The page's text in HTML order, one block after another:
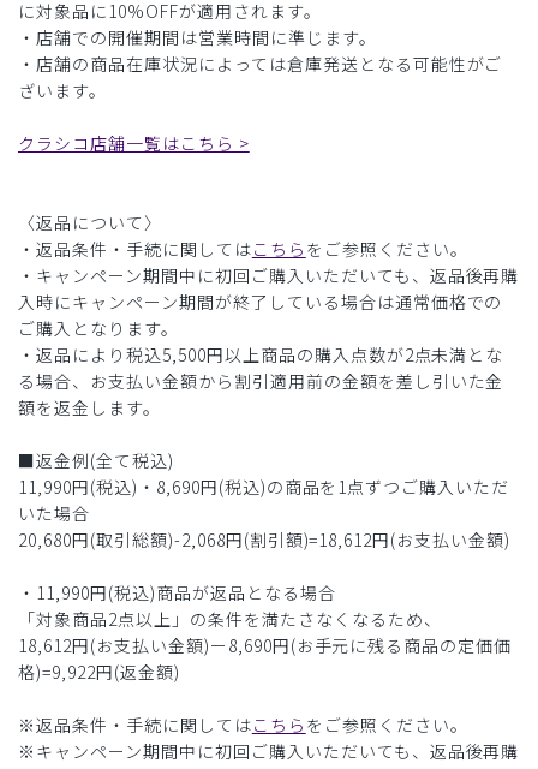
に対象品に10%OFFが適用されます。
・店舗での開催期間は営業時間に準じます。
・店舗の商品在庫状況によっては倉庫発送となる可能性がご
ざいます。
クラシコ店舗一覧はこちら >
〈返品について〉
・返品条件・手続に関してはこちら をご参照ください。
・キャンペーン期間中に初回ご購入いただいても、返品後再購
入時にキャンペーン期間が終了している場合は通常価格での
ご購入となります。
・返品により税込5,500円以上商品の購入点数が2点未満とな
る場合、お支払い金額から割引適用前の金額を差し引いた金
額を返金します。
■返金例(全て税込)
11,990円(税込)・8,690円(税込)の商品を1点ずつご購入いただ
いた場合
20,680円(取引総額)-2,068円(割引額)=18,612円(お支払い金額)
・11,990円(税込)商品が返品となる場合
「対象商品2点以上」の条件を満たさなくなるため、
18,612円(お支払い金額)ー8,690円(お手元に残る商品の定価価
格)=9,922円(返金額)
※返品条件・手続に関してはこちら をご参照ください。
※キャンペーン期間中に初回ご購入いただいても、返品後再購